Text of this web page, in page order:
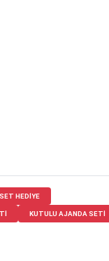
HEDIYE
KUTULU AJANDA SETI